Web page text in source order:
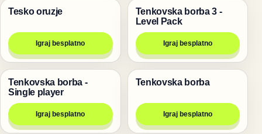
Pucanje
Tesko oruzje
Igraj besplatno
Pucanje
Tenkovska borba 3 -
Level Pack
Igraj besplatno
Pucanje
Tenkovska borba -
Single player
Igraj besplatno
Igre za dvoje
Tenkovska borba
Igraj besplatno